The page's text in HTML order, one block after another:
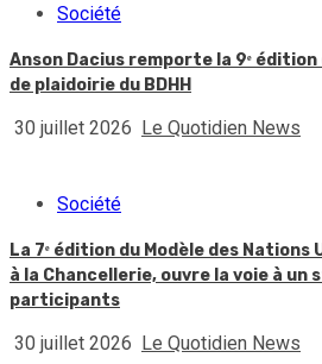
Société
Anson Dacius remporte la 9ᵉ
de plaidoirie du BDHH
30 juillet 2026 Le Quotidien News
Société
La 7ᵉ édition du Modèle des Nations
à la Chancellerie, ouvre la voie à un
participants
30 juillet 2026 Le Quotidien News